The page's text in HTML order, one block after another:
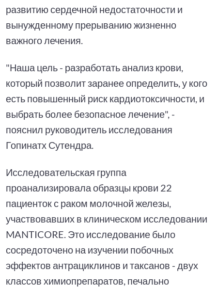
развитию сердечной недостаточности и
вынужденному прерыванию жизненно
важного лечения.
"Наша цель - разработать анализ крови,
который позволит заранее определить, у кого
есть повышенный риск кардиотоксичности, и
выбрать более безопасное лечение", -
пояснил руководитель исследования
Гопинатх Сутендра.
Исследовательская группа
проанализировала образцы крови 22
пациенток с раком молочной железы,
участвовавших в клиническом исследовании
MANTICORE. Это исследование было
сосредоточено на изучении побочных
эффектов антрациклинов и таксанов - двух
классов химиопрепаратов, печально